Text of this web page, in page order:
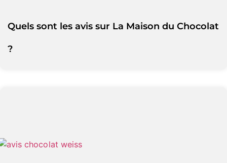
Quels sont les avis sur La Maison du Chocolat
?